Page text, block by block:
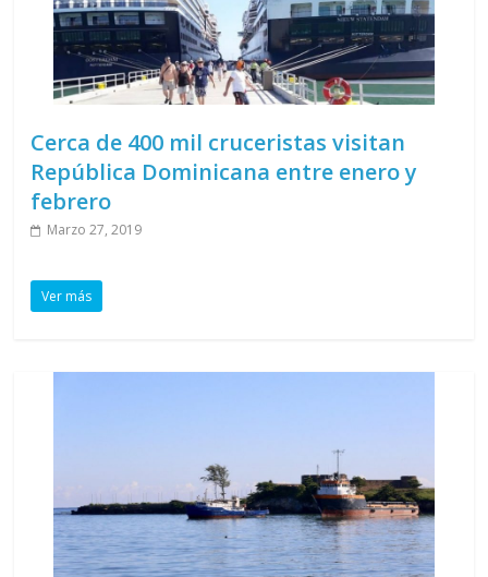
Cerca de 400 mil cruceristas visitan
República Dominicana entre enero y
febrero
Marzo 27, 2019
Ver más